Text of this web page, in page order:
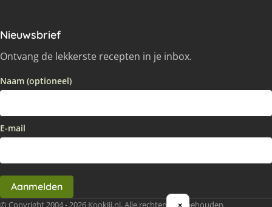
Nieuwsbrief
Ontvang de lekkerste recepten in je inbox.
Naam (optioneel)
E-mail
Aanmelden
© Copyright 2004 - 2026 KookJij.nl, Alle rechten voorbehouden